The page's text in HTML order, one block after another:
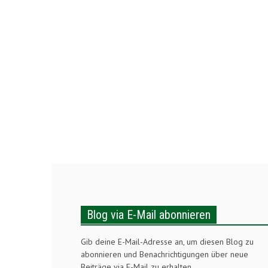
Blog via E-Mail abonnieren
Gib deine E-Mail-Adresse an, um diesen Blog zu
abonnieren und Benachrichtigungen über neue